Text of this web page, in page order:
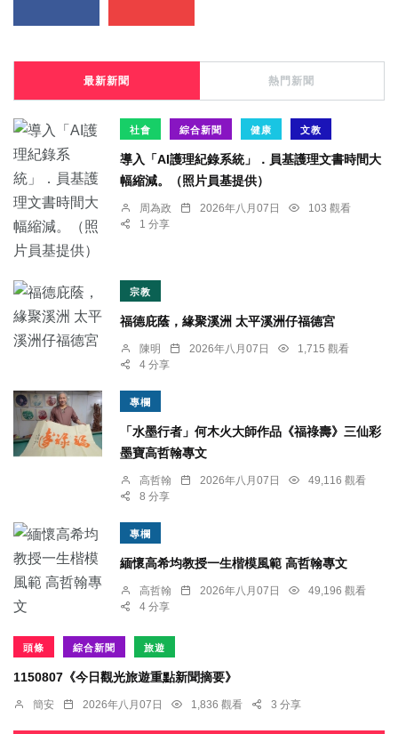
最新新聞 熱門新聞
社會 綜合新聞 健康 文教
導入「AI護理紀錄系統」．員基護理文書時間大
幅縮減。（照片員基提供）
周為政 2026年八月07日
103 觀看
1 分享
宗教
福德庇蔭，緣聚溪洲 太平溪洲仔福德宮
陳明 2026年八月07日
1,715 觀看
4 分享
專欄
「水墨行者」何木火大師作品《福祿壽》三仙彩
墨寶高哲翰專文
高哲翰 2026年八月07日
49,116 觀看
8 分享
專欄
緬懷高希均教授一生楷模風範 高哲翰專文
高哲翰 2026年八月07日
49,196 觀看
4 分享
頭條 綜合新聞 旅遊
1150807《今日觀光旅遊重點新聞摘要》
簡安 2026年八月07日 1,836 觀看 3 分享